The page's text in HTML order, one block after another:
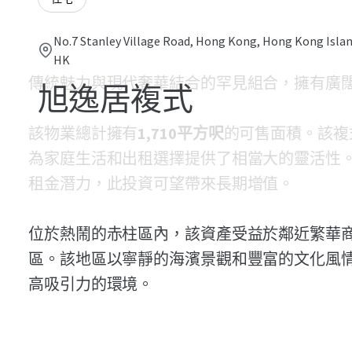
No.7 Stanley Village Road, Hong Kong, Hong Kong
HK
旭逸居複式
傳統魅力與現代奢華結合的罕見組合，擁有廣
該物業總計擁有1,710平方呎的可售面積。該
為家庭生活和出租選擇提供了相當大的靈活性
租金潛力，此投資可望帶來長期增值。
位於熱鬧的赤柱區內，該資產受益於鄰近繁華
區。該地區以寧靜的海濱景觀和豐富的文化風
高吸引力的環境。